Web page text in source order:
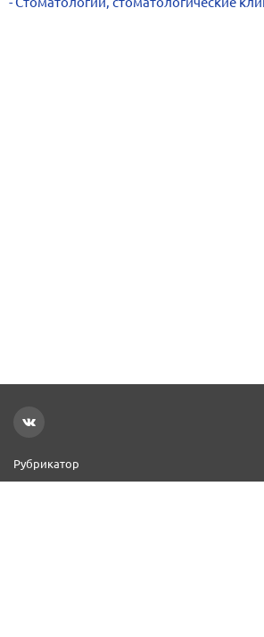
Рубрикатор